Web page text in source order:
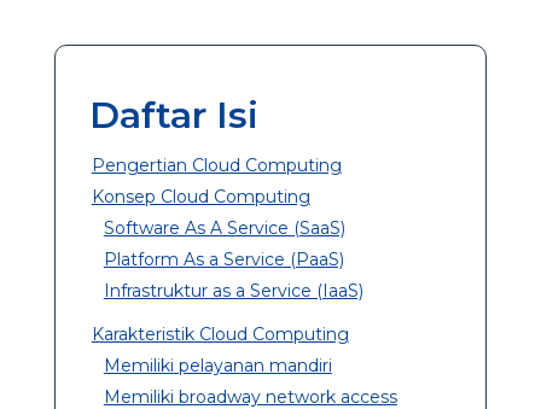
Daftar Isi
Pengertian Cloud Computing
Konsep Cloud Computing
Software As A Service (SaaS)
Platform As a Service (PaaS)
Infrastruktur as a Service (IaaS)
Karakteristik Cloud Computing
Memiliki pelayanan mandiri
Memiliki broadway network access